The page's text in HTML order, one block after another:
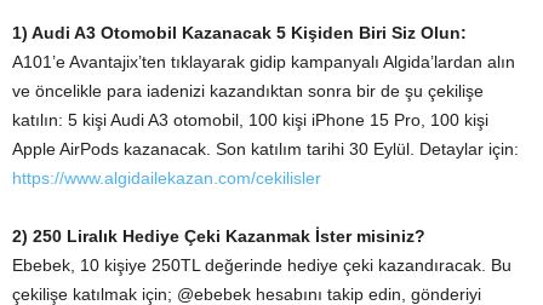
1) Audi A3 Otomobil Kazanacak 5 Kişiden Biri Siz Olun:
A101’e Avantajix’ten tıklayarak gidip kampanyalı Algida’lardan alın
ve öncelikle para iadenizi kazandıktan sonra bir de şu çekilişe
katılın: 5 kişi Audi A3 otomobil, 100 kişi iPhone 15 Pro, 100 kişi
Apple AirPods kazanacak. Son katılım tarihi 30 Eylül. Detaylar için:
https://www.algidailekazan.com/cekilisler
2) 250 Liralık Hediye Çeki Kazanmak İster misiniz?
Ebebek, 10 kişiye 250TL değerinde hediye çeki kazandıracak. Bu
çekilişe katılmak için; @ebebek hesabını takip edin, gönderiyi